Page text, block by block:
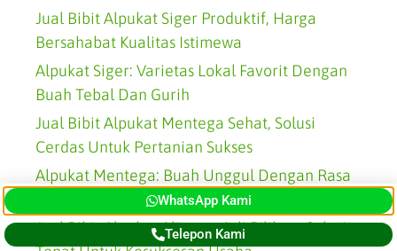
Jual Bibit Alpukat Siger Produktif, Harga
Bersahabat Kualitas Istimewa
Alpukat Siger: Varietas Lokal Favorit Dengan
Buah Tebal Dan Gurih
Jual Bibit Alpukat Mentega Sehat, Solusi
Cerdas Untuk Pertanian Sukses
Alpukat Mentega: Buah Unggul Dengan Rasa
Lezat Dan Nilai Ekonomi Tinggi
Jual Bibit Alpukat Aligator Asli Pilihan, Solusi
WhatsApp Kami
Telepon Kami